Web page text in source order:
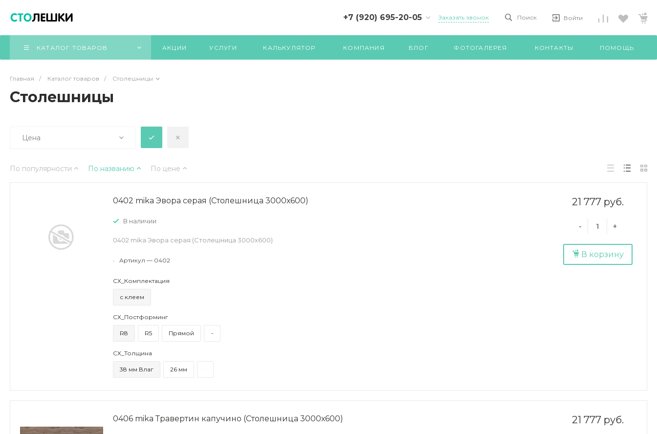
+7 (920) 695-20-05 Заказать звонок Поиск Войти
КАТАЛОГ ТОВАРОВ АКЦИИ УСЛУГИ КАЛЬКУЛЯТОР КОМПАНИЯ БЛОГ ФОТОГАЛЕРЕЯ КОНТАКТЫ ПОМОЩЬ
Главная / Каталог товаров / Столешницы
Столешницы
Цена
По популярности По названию По цене
21 777 руб.
- +
В корзину
0402 mika Эвора серая (Столешница 3000х600)
В наличии
0402 mika Эвора серая (Столешница 3000х600)
• Артикул — 0402
СХ_Комплектация
с клеем
СХ_Постформинг
R8 R5 Прямой -
СХ_Толщина
38 мм Влаг 26 мм
21 777 руб.
0406 mika Травертин капучино (Столешница 3000х600)